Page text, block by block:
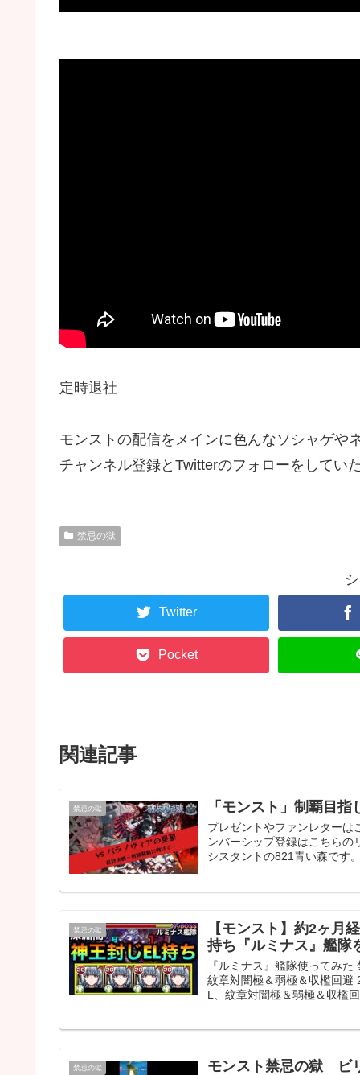
定時退社
モンストの配信をメインに色んなソシャゲや
チャンネル登録とTwitterのフォローをしてい
禁忌の獄
Twitter
Pocket
関連記事
禁忌の獄 「モンスト」制覇目
プレゼントやファンレターは
ンバーシップ登録はこちらの
シスタントの821青い森です
禁忌の獄
【モンスト】約2ヶ月
持ち『ルミナス』艦隊
『ルミナス』艦隊使ってみ
紋章対闇極＆弱極＆収檻回避
L、紋章対闇極＆弱極＆収檻
禁忌の獄 モンスト禁忌の獄 ビ